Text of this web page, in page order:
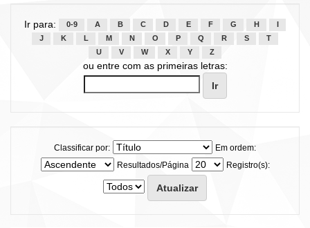
Ir para: 0-9 A B C D E F G H
J
K L M N O P Q R S
T
U
V W X Y Z
ou entre com as primeiras letras:
Classificar por:
Em ordem:
Resultados/Página
Registro(s):